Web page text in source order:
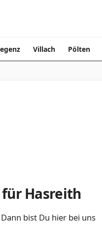
Villach Pölten
Hasreith
bist Du hier bei uns